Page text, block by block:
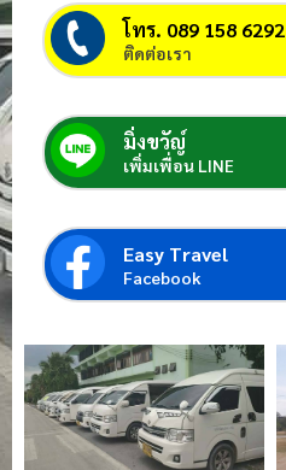
โทร. 089 158 6292
ติดต่อเรา
มิ่งขวัญ์
เพิ่มเพื่อน LINE
Easy Travel
Facebook